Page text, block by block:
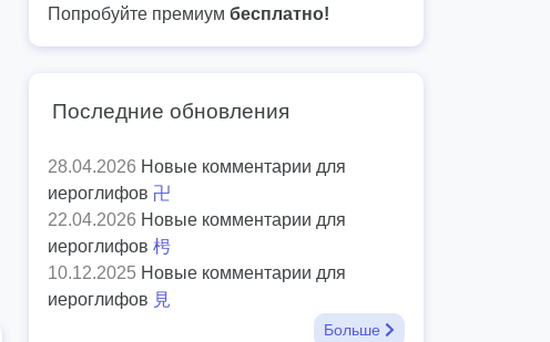
Попробуйте премиум бесплатно!
Последние обновления
28.04.2026 Новые комментарии для
иероглифов 卍
22.04.2026 Новые комментарии для
иероглифов 枵
10.12.2025 Новые комментарии для
иероглифов 見
Больше